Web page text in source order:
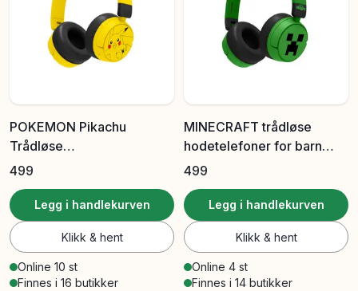
POKEMON Pikachu
Trådløse
Barnehodetelefoner
499
Legg i handlekurven
Klikk & hent
Online 10 st
Finnes i 16 butikker
MINECRAFT trådløse
hodetelefoner for barn
85/95dB
499
Legg i handlekurven
Klikk & hent
Online 4 st
Finnes i 14 butikker